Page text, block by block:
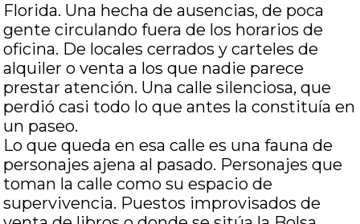
Florida. Una hecha de ausencias, de poca
gente circulando fuera de los horarios de
oficina. De locales cerrados y carteles de
alquiler o venta a los que nadie parece
prestar atención. Una calle silenciosa, que
perdió casi todo lo que antes la constituía en
un paseo.
Lo que queda en esa calle es una fauna de
personajes ajena al pasado. Personajes que
toman la calle como su espacio de
supervivencia. Puestos improvisados de